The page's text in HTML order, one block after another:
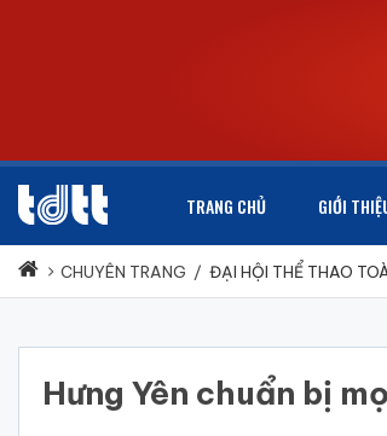
TRANG CHỦ GIỚI
CHUYÊN TRANG / ĐẠI HỘI THỂ THAO
Hưng Yên chuẩn bị